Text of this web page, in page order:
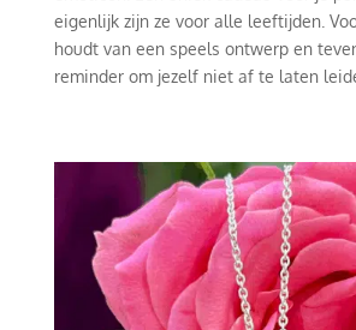
eigenlijk zijn ze voor alle leeftijden.
houdt van een speels ontwerp en
reminder om jezelf niet af te laten